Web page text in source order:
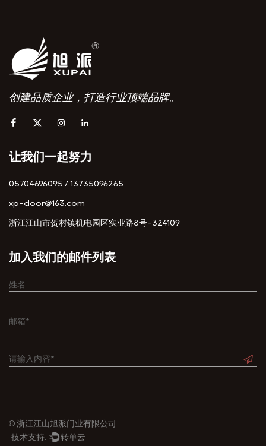
创建品质企业，打造行业顶端品牌。
让我们一起努力
05704696095 / 13735096265
xp-door@163.com
浙江江山市贺村镇机电园区实业路8号-324109
加入我们的邮件列表
© 浙江江山旭派门业有限公司
技术支持: 转单云